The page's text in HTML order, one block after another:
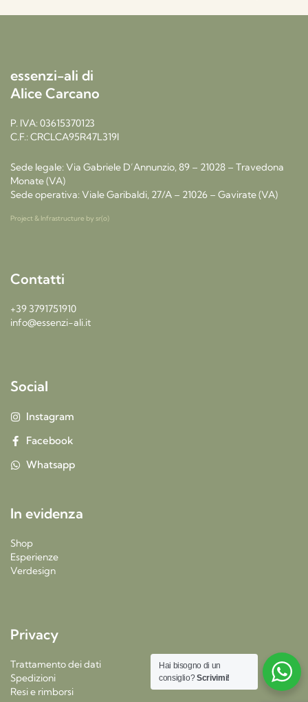
essenzi-ali di
Alice Carcano
P. IVA: 03615370123
C.F.: CRCLCA95R47L319I
Sede legale: Via Gabriele D’Annunzio, 89 – 21028 – Travedona
Monate (VA)
Sede operativa: Viale Garibaldi, 27/A – 21026 – Gavirate (VA)
Project & Infrastructure by sr(o)
Contatti
+39 3791751910
info@essenzi-ali.it
Social
Instagram
Facebook
Whatsapp
In evidenza
Shop
Esperienze
Verdesign
Privacy
Trattamento dei dati
Spedizioni
Resi e rimborsi
Hai bisogno di un
consiglio?Scrivimi!